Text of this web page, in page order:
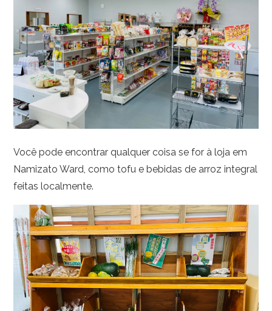
Você pode encontrar qualquer coisa se for à loja em
Namizato Ward, como tofu e bebidas de arroz integral
feitas localmente.